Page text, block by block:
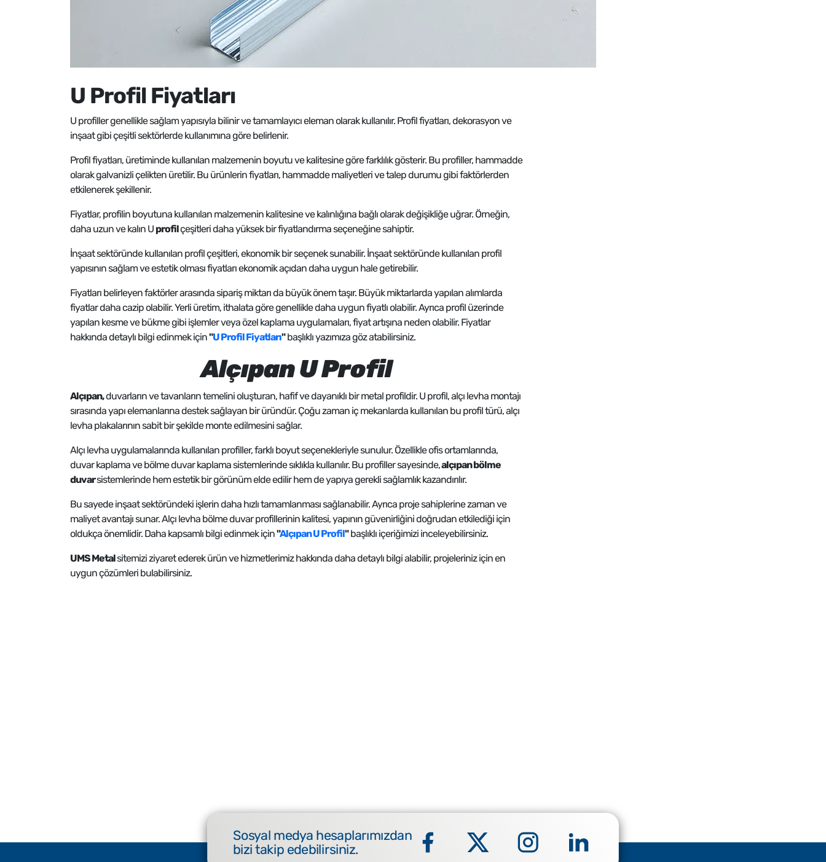
U Profil Fiyatları
U profiller genellikle sağlam yapısıyla bilinir ve tamamlayıcı eleman olarak kullanılır. Profil fiyatları, dekorasyon ve
inşaat gibi çeşitli sektörlerde kullanımına göre belirlenir.
Profil fiyatları, üretiminde kullanılan malzemenin boyutu ve kalitesine göre farklılık gösterir. Bu profiller, hammadde
olarak galvanizli çelikten üretilir. Bu ürünlerin fiyatları, hammadde maliyetleri ve talep durumu gibi faktörlerden
etkilenerek şekillenir.
Fiyatlar, profilin boyutuna kullanılan malzemenin kalitesine ve kalınlığına bağlı olarak değişikliğe uğrar. Örneğin,
daha uzun ve kalın U profilçeşitleri daha yüksek bir fiyatlandırma seçeneğine sahiptir.
İnşaat sektöründe kullanılan profil çeşitleri, ekonomik bir seçenek sunabilir. İnşaat sektöründe kullanılan profil
yapısının sağlam ve estetik olması fiyatları ekonomik açıdan daha uygun hale getirebilir.
Fiyatları belirleyen faktörler arasında sipariş miktarı da büyük önem taşır. Büyük miktarlarda yapılan alımlarda
fiyatlar daha cazip olabilir. Yerli üretim, ithalata göre genellikle daha uygun fiyatlı olabilir. Ayrıca profil üzerinde
yapılan kesme ve bükme gibi işlemler veya özel kaplama uygulamaları, fiyat artışına neden olabilir. Fiyatlar
hakkında detaylı bilgi edinmek için"U Profil Fiyatları"başlıklı yazımıza göz atabilirsiniz.
Alçıpan U Profil
Alçıpan,duvarların ve tavanların temelini oluşturan, hafif ve dayanıklı bir metal profildir. U profil, alçı levha montajı
sırasında yapı elemanlarına destek sağlayan bir üründür. Çoğu zaman iç mekanlarda kullanılan bu profil türü, alçı
levha plakalarının sabit bir şekilde monte edilmesini sağlar.
Alçı levha uygulamalarında kullanılan profiller, farklı boyut seçenekleriyle sunulur. Özellikle ofis ortamlarında,
duvar kaplama ve bölme duvar kaplama sistemlerinde sıklıkla kullanılır. Bu profiller sayesinde,alçıpan bölme
duvarsistemlerinde hem estetik bir görünüm elde edilir hem de yapıya gerekli sağlamlık kazandırılır.
Bu sayede inşaat sektöründeki işlerin daha hızlı tamamlanması sağlanabilir. Ayrıca proje sahiplerine zaman ve
maliyet avantajı sunar. Alçı levha bölme duvar profillerinin kalitesi, yapının güvenirliğini doğrudan etkilediği için
oldukça önemlidir. Daha kapsamlı bilgi edinmek için"Alçıpan U Profil"başlıklı içeriğimizi inceleyebilirsiniz.
UMS Metalsitemizi ziyaret ederek ürün ve hizmetlerimiz hakkında daha detaylı bilgi alabilir, projeleriniz için en
uygun çözümleri bulabilirsiniz.
Sosyal medya hesaplarımızdan
bizi takip edebilirsiniz.